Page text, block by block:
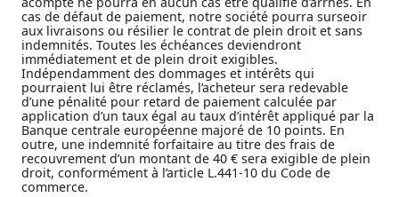
cas de défaut de paiement, notre société pourra surseoir
aux livraisons ou résilier le contrat de plein droit et sans
indemnités. Toutes les échéances deviendront
immédiatement et de plein droit exigibles.
Indépendamment des dommages et intérêts qui
pourraient lui être réclamés, l’acheteur sera redevable
d’une pénalité pour retard de paiement calculée par
application d’un taux égal au taux d’intérêt appliqué par la
Banque centrale européenne majoré de 10 points. En
outre, une indemnité forfaitaire au titre des frais de
recouvrement d’un montant de 40 € sera exigible de plein
droit, conformément à l’article L.441-10 du Code de
commerce.